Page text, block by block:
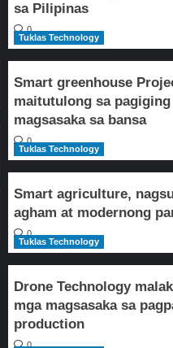
sa Pilipinas
0
Tuklas Technology
Smart greenhouse
maitutulong sa
magsasaka sa bansa
0
Tuklas Technology
Smart agriculture,
agham at modernong
0
Tuklas Technology
Drone Technology
mga magsasaka sa
production
0